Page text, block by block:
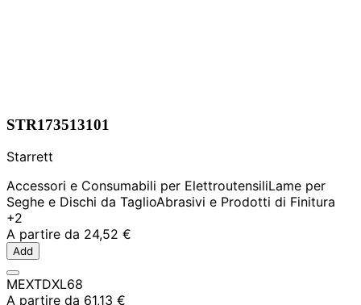
STR173513101
Starrett
Accessori e Consumabili per ElettroutensiliLame per
Seghe e Dischi da TaglioAbrasivi e Prodotti di Finitura
+2
A partire da 24,52 €
Add
MEXTDXL68
A partire da 61,13 €